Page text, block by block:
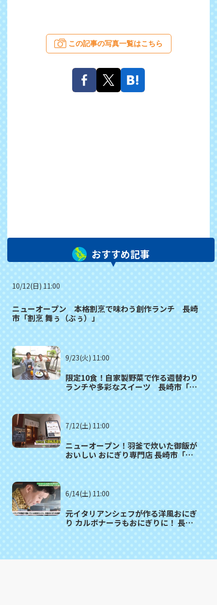
この記事の写真一覧はこちら
おすすめ記事
10/12(日) 11:00
ニューオープン 本格割烹で味わう創作ランチ 長崎
市「割烹 舞ぅ（ぶぅ）」
9/23(火) 11:00
限定10食！自家製野菜で作る週替わり
ランチや多彩なスイーツ 長崎市「カ
7/12(土) 11:00
ニューオープン！羽釜で炊いた御飯が
おいしい おにぎり専門店 長崎市「お
6/14(土) 11:00
元イタリアンシェフが作る洋風おにぎ
り カルボナーラもおにぎりに！ 長崎